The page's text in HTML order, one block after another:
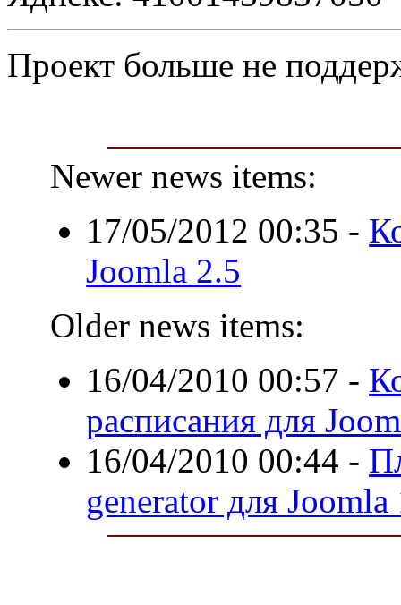
Проект больше не
Newer news items:
17/05/2012 00:35 -
Joomla 2.5
Older news items:
16/04/2010 00:57 -
расписания для
16/04/2010 00:44 -
generator для Joomla